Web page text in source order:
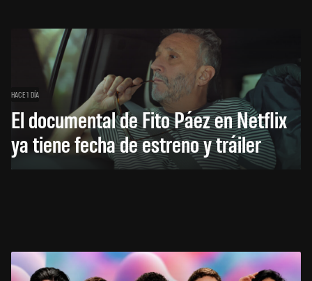
HACE 1 DÍA
El documental de Fito Páez en Netflix
ya tiene fecha de estreno y tráiler